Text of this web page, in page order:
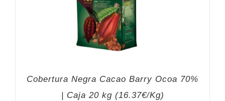
Cobertura Negra Cacao Barry Ocoa 70%
| Caja 20 kg (16.37€/Kg)